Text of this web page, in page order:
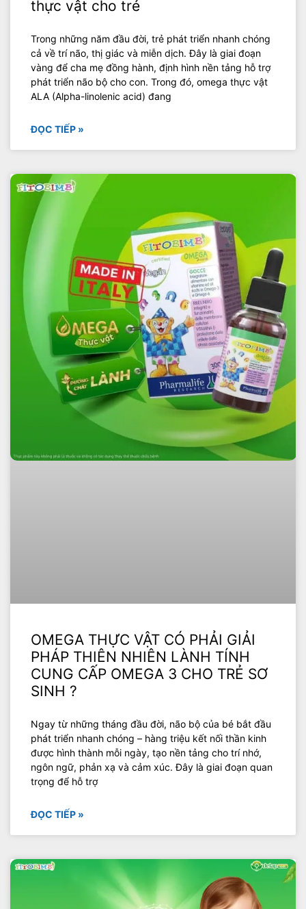
thực vật cho trẻ
Trong những năm đầu đời, trẻ phát triển nhanh chóng
cả về trí não, thị giác và miễn dịch. Đây là giai đoạn
vàng để cha mẹ đồng hành, định hình nền tảng hỗ trợ
phát triển não bộ cho con. Trong đó, omega thực vật
ALA (Alpha-linolenic acid) đang
ĐỌC TIẾP »
OMEGA THỰC VẬT CÓ PHẢI GIẢI
PHÁP THIÊN NHIÊN LÀNH TÍNH
CUNG CẤP OMEGA 3 CHO TRẺ SƠ
SINH ?
Ngay từ những tháng đầu đời, não bộ của bé bắt đầu
phát triển nhanh chóng – hàng triệu kết nối thần kinh
được hình thành mỗi ngày, tạo nền tảng cho trí nhớ,
ngôn ngữ, phản xạ và cảm xúc. Đây là giai đoạn quan
trọng để hỗ trợ
ĐỌC TIẾP »